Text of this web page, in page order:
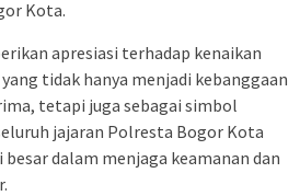
Kota.
apresiasi terhadap kenaikan
tidak hanya menjadi kebanggaan
tetapi juga sebagai simbol
jajaran Polresta Bogor Kota
dalam menjaga keamanan dan